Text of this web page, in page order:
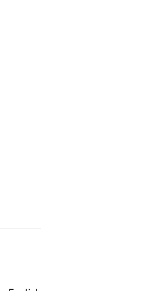
via X - U verlaat
via Facebook - U
via e-mail
nieuwsbericht via LinkedIn - U